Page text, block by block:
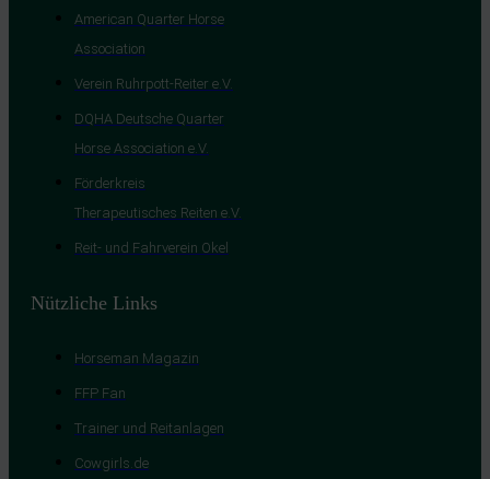
American Quarter Horse
Association
Verein Ruhrpott-Reiter e.V.
DQHA Deutsche Quarter
Horse Association e.V.
Förderkreis
Therapeutisches Reiten e.V.
Reit- und Fahrverein Okel
Nützliche Links
Horseman Magazin
FFP Fan
Trainer und Reitanlagen
Cowgirls.de